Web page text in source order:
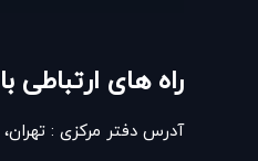
راه های ارتباطی
آدرس دفتر مرکزی : تهران، میدان